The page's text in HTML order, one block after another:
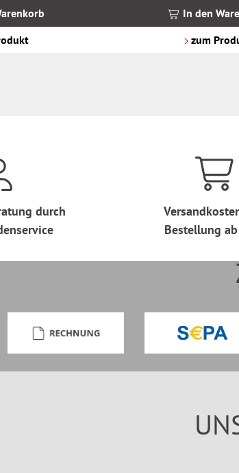
In den
zum
durch
Bestellung